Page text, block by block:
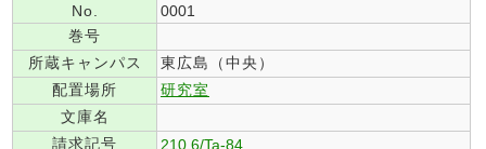
No.
0001
巻号
所蔵キャンパス
東広島（中央）
配置場所
研究室
文庫名
請求記号
210.6/Ta-84